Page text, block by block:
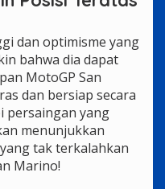
dan optimisme yang
bahwa dia dapat
MotoGP San
dan bersiap secara
persaingan yang
menunjukkan
tak terkalahkan
Marino!